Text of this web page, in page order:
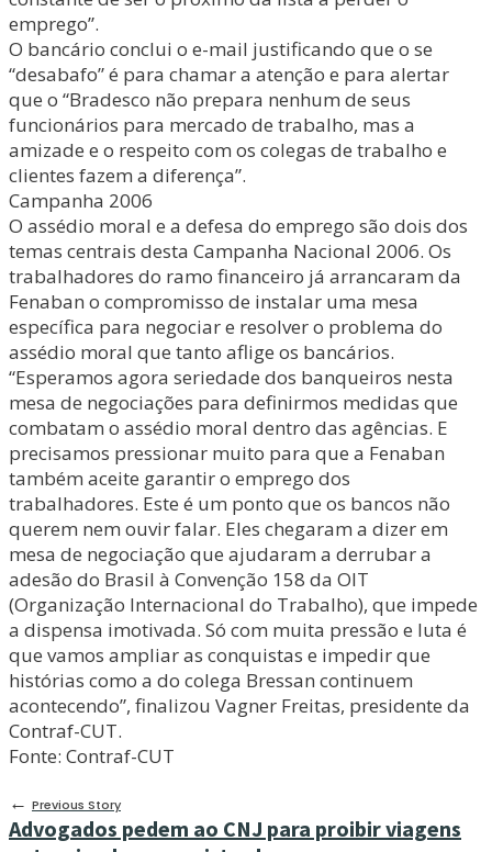
emprego”.
O bancário conclui o e-mail justificando que o se
“desabafo” é para chamar a atenção e para alertar
que o “Bradesco não prepara nenhum de seus
funcionários para mercado de trabalho, mas a
amizade e o respeito com os colegas de trabalho e
clientes fazem a diferença”.
Campanha 2006
O assédio moral e a defesa do emprego são dois dos
temas centrais desta Campanha Nacional 2006. Os
trabalhadores do ramo financeiro já arrancaram da
Fenaban o compromisso de instalar uma mesa
específica para negociar e resolver o problema do
assédio moral que tanto aflige os bancários.
“Esperamos agora seriedade dos banqueiros nesta
mesa de negociações para definirmos medidas que
combatam o assédio moral dentro das agências. E
precisamos pressionar muito para que a Fenaban
também aceite garantir o emprego dos
trabalhadores. Este é um ponto que os bancos não
querem nem ouvir falar. Eles chegaram a dizer em
mesa de negociação que ajudaram a derrubar a
adesão do Brasil à Convenção 158 da OIT
(Organização Internacional do Trabalho), que impede
a dispensa imotivada. Só com muita pressão e luta é
que vamos ampliar as conquistas e impedir que
histórias como a do colega Bressan continuem
acontecendo”, finalizou Vagner Freitas, presidente da
Contraf-CUT.
Fonte: Contraf-CUT
← Previous Story
Advogados pedem ao CNJ para proibir viagens